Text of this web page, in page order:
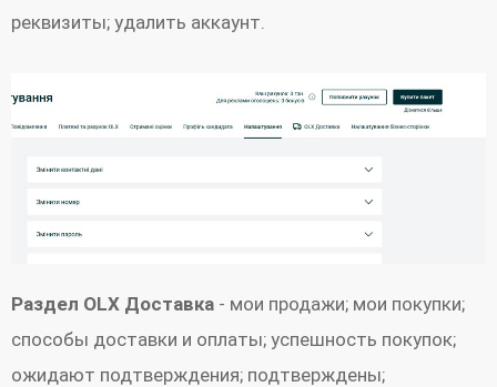
реквизиты; удалить аккаунт.
Раздел OLX Доставка - мои продажи; мои покупки;
способы доставки и оплаты; успешность покупок;
ожидают подтверждения; подтверждены;